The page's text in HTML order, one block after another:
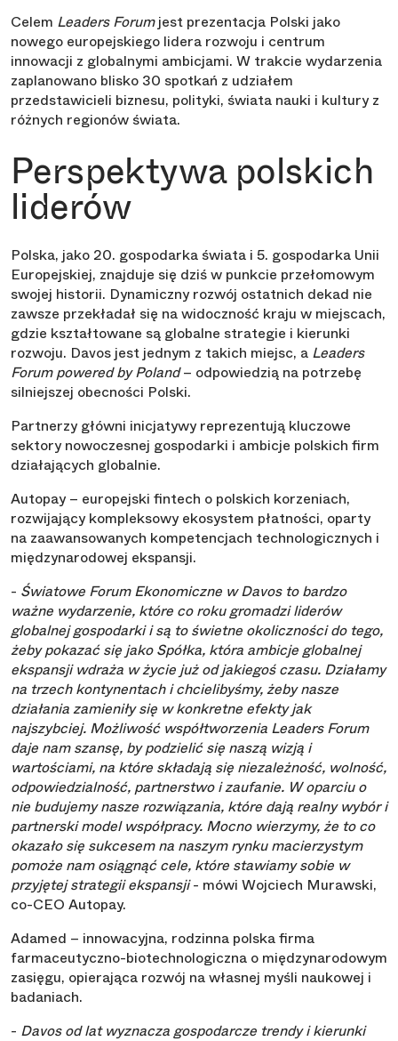
Celem Leaders Forumjest prezentacja Polski jako
nowego europejskiego lidera rozwoju i centrum
innowacji z globalnymi ambicjami. W trakcie wydarzenia
zaplanowano blisko 30 spotkań z udziałem
przedstawicieli biznesu, polityki, świata nauki i kultury z
różnych regionów świata.
Perspektywa polskich
liderów
Polska, jako 20. gospodarka świata i 5. gospodarka Unii
Europejskiej, znajduje się dziś w punkcie przełomowym
swojej historii. Dynamiczny rozwój ostatnich dekad nie
zawsze przekładał się na widoczność kraju w miejscach,
gdzie kształtowane są globalne strategie i kierunki
rozwoju. Davos jest jednym z takich miejsc, a Leaders
Forum powered by Poland– odpowiedzią na potrzebę
silniejszej obecności Polski.
Partnerzy główni inicjatywy reprezentują kluczowe
sektory nowoczesnej gospodarki i ambicje polskich firm
działających globalnie.
Autopay – europejski fintech o polskich korzeniach,
rozwijający kompleksowy ekosystem płatności, oparty
na zaawansowanych kompetencjach technologicznych i
międzynarodowej ekspansji.
- Światowe Forum Ekonomiczne w Davos to bardzo
ważne wydarzenie, które co roku gromadzi liderów
globalnej gospodarki i są to świetne okoliczności do tego,
żeby pokazać się jako Spółka, która ambicje globalnej
ekspansji wdraża w życie już od jakiegoś czasu. Działamy
na trzech kontynentach i chcielibyśmy, żeby nasze
działania zamieniły się w konkretne efekty jak
najszybciej. Możliwość współtworzenia Leaders Forum
daje nam szansę, by podzielić się naszą wizją i
wartościami, na które składają się niezależność, wolność,
odpowiedzialność, partnerstwo i zaufanie. W oparciu o
nie budujemy nasze rozwiązania, które dają realny wybór i
partnerski model współpracy. Mocno wierzymy, że to co
okazało się sukcesem na naszym rynku macierzystym
pomoże nam osiągnąć cele, które stawiamy sobie w
przyjętej strategii ekspansji- mówi Wojciech Murawski,
co-CEO Autopay.
Adamed – innowacyjna, rodzinna polska firma
farmaceutyczno-biotechnologiczna o międzynarodowym
zasięgu, opierająca rozwój na własnej myśli naukowej i
badaniach.
- Davos od lat wyznacza gospodarcze trendy i kierunki